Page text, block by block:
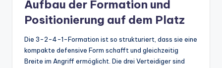
Aufbau der Formation und
Positionierung auf dem Platz
Die 3-2-4-1-Formation ist so strukturiert, dass sie eine
kompakte defensive Form schafft und gleichzeitig
Breite im Angriff ermöglicht. Die drei Verteidiger sind